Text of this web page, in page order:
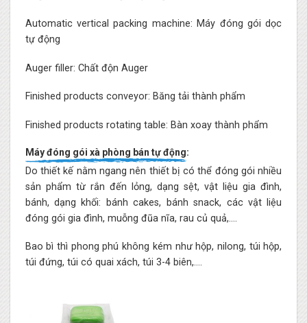
Automatic vertical packing machine: Máy đóng gói dọc
tự động
Auger filler: Chất độn Auger
Finished products conveyor: Băng tải thành phẩm
Finished products rotating table: Bàn xoay thành phẩm
Máy đóng gói xà phòng bán tự động:
Do thiết kế nằm ngang nên thiết bị có thể đóng gói nhiều
sản phẩm từ rắn đến lỏng, dạng sệt, vật liệu gia đình,
bánh, dạng khối: bánh cakes, bánh snack, các vật liệu
đóng gói gia đình, muỗng đũa nĩa, rau củ quả,….
Bao bì thì phong phú không kém như hộp, nilong, túi hộp,
túi đứng, túi có quai xách, túi 3-4 biên,….